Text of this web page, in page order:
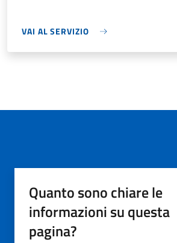
VAI AL SERVIZIO
Quanto sono chiare le
informazioni su questa
pagina?